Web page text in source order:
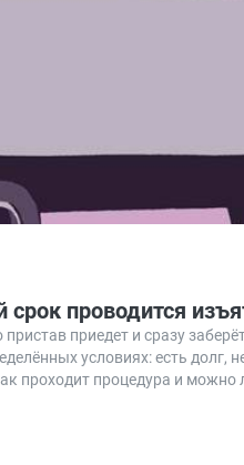
срок проводится
приедет и сразу
условиях: есть долг,
проходит процедура и можно